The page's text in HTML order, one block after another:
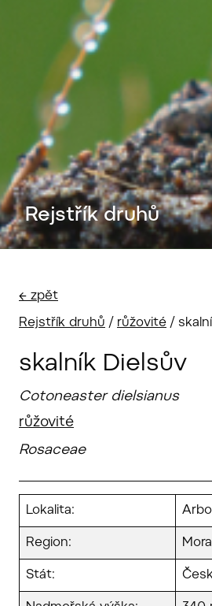
Rejstřík druhů
← zpět
Rejstřík druhů / růžovité /
skalník Dielsův
Cotoneaster dielsianus
růžovité
Rosaceae
Lokalita:
Region:
Stát: